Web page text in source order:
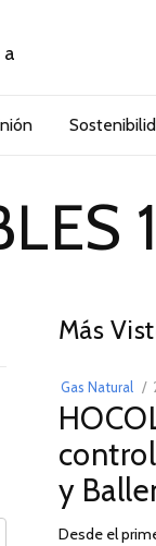
1
Más
Gas Natural
y
Desde el